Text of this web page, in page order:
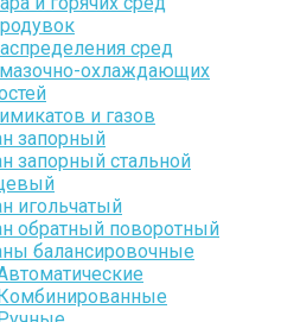
сред
охлаждающих
и газов
запорный
запорный стальной
игольчатый
обратный поворотный
балансировочные